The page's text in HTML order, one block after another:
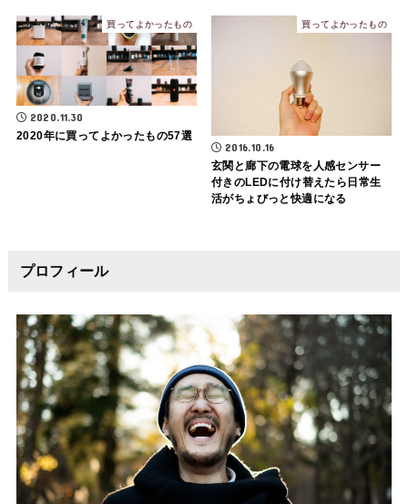
買ってよかったもの
2020.11.30
2020年に買ってよかったもの57選
買ってよかったもの
2016.10.16
玄関と廊下の電球を人感センサー
付きのLEDに付け替えたら日常生
活がちょびっと快適になる
プロフィール